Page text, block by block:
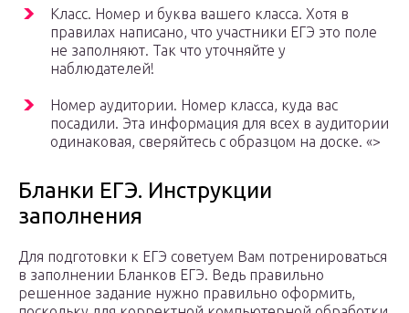
Класс. Номер и буква вашего класса. Хотя в
правилах написано, что участники ЕГЭ это поле
не заполняют. Так что уточняйте у
наблюдателей!
Номер аудитории. Номер класса, куда вас
посадили. Эта информация для всех в аудитории
одинаковая, сверяйтесь с образцом на доске. «>
Бланки ЕГЭ. Инструкции
заполнения
Для подготовки к ЕГЭ советуем Вам потренироваться
в заполнении Бланков ЕГЭ. Ведь правильно
решенное задание нужно правильно оформить,